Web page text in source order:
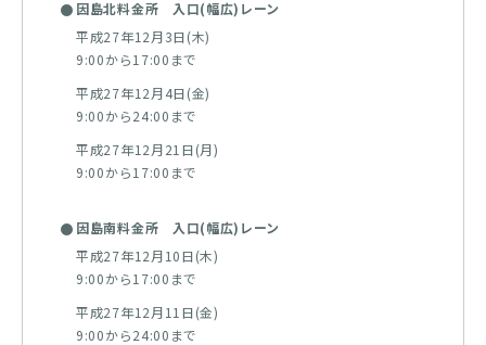
因島北料金所 入口(幅広)レーン
平成27年12月3日(木)
9:00から17:00まで
平成27年12月4日(金)
9:00から24:00まで
平成27年12月21日(月)
9:00から17:00まで
因島南料金所 入口(幅広)レーン
平成27年12月10日(木)
9:00から17:00まで
平成27年12月11日(金)
9:00から24:00まで